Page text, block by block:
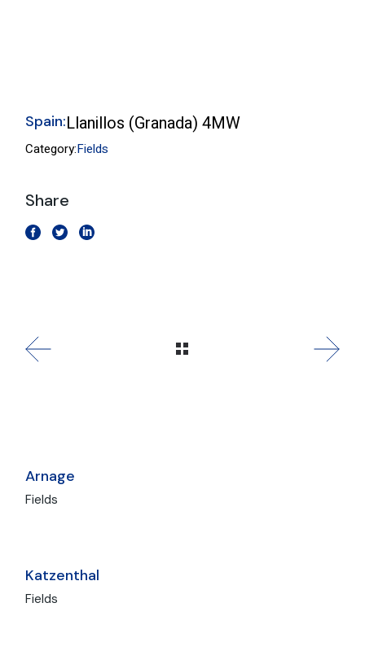
Spain:Llanillos (Granada) 4MW
Category:Fields
Share
Arnage
Fields
Katzenthal
Fields